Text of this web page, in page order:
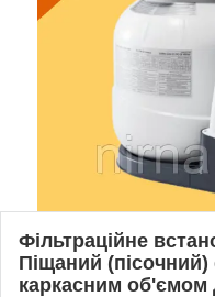
Фільтраційне
Піщаний
каркасним об'ємом